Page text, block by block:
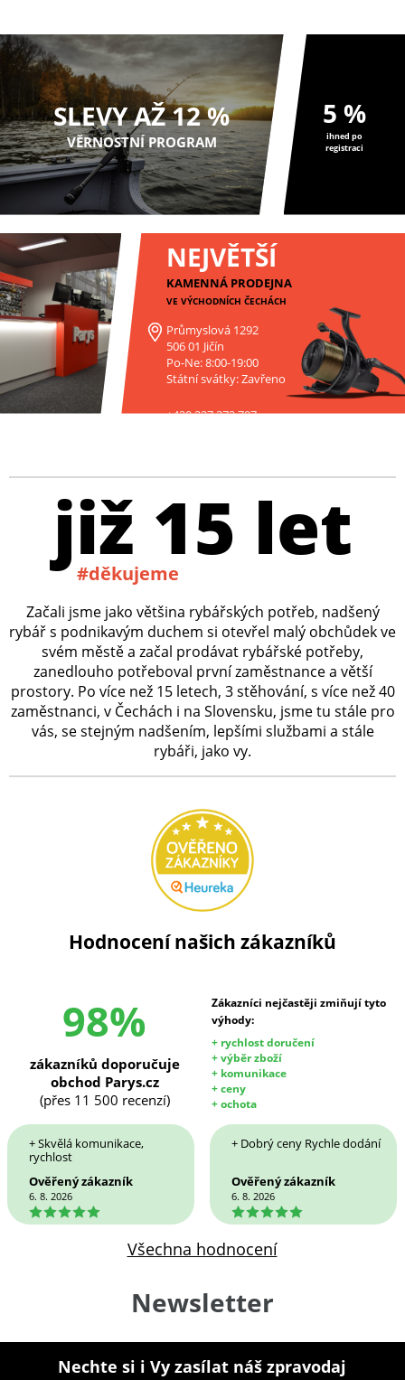
SLEVY AŽ 12 %
VĚRNOSTNÍ PROGRAM
5 %
ihned po
registraci
NEJVĚTŠÍ
KAMENNÁ PRODEJNA
VE VÝCHODNÍCH ČECHÁCH
Průmyslová 1292
506 01 Jičín
Po-Ne: 8:00-19:00
Státní svátky: Zavřeno
+420 227 272 797
již 15 let
#děkujeme
Začali jsme jako většina rybářských potřeb, nadšený
rybář s podnikavým duchem si otevřel malý obchůdek ve
svém městě a začal prodávat rybářské potřeby,
zanedlouho potřeboval první zaměstnance a větší
prostory. Po více než 15 letech, 3 stěhování, s více než 40
zaměstnanci, v Čechách i na Slovensku, jsme tu stále pro
vás, se stejným nadšením, lepšími službami a stále
rybáři, jako vy.
Hodnocení našich zákazníků
98%
Zákazníci nejčastěji zmiňují tyto
výhody:
+ rychlost doručení
+ výběr zboží
+ komunikace
+ ceny
+ ochota
zákazníků doporučuje
obchod Parys.cz
(přes 11 500 recenzí)
+ Skvělá komunikace,
rychlost
Ověřený zákazník
6. 8. 2026
5
+ Dobrý ceny Rychle dodání
Ověřený zákazník
6. 8. 2026
5
Všechna hodnocení
Newsletter
Nechte si i Vy zasílat náš zpravodaj